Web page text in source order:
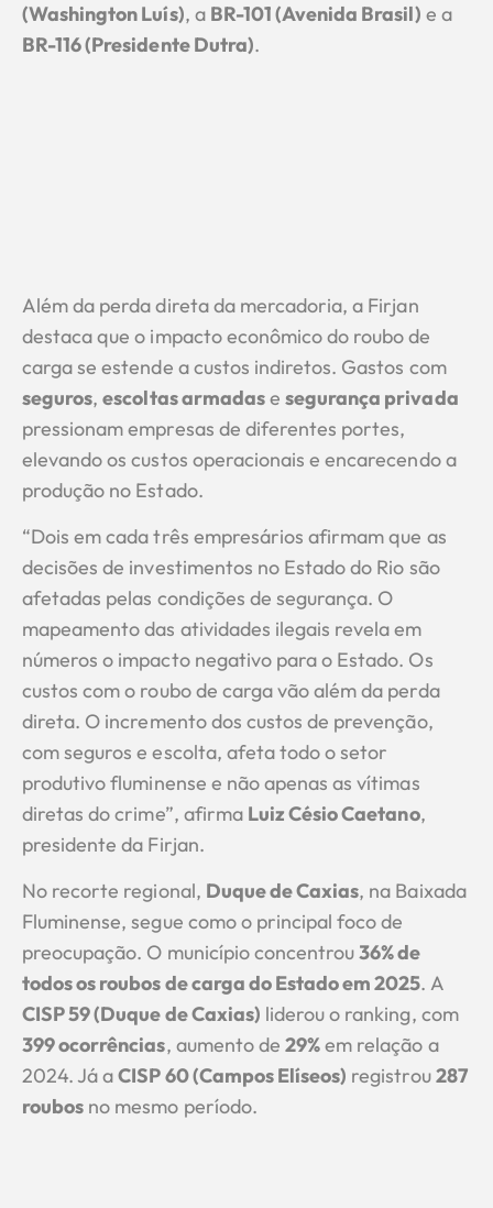
(Washington Luís), a BR-101 (Avenida Brasil) e a
BR-116 (Presidente Dutra).
Além da perda direta da mercadoria, a Firjan
destaca que o impacto econômico do roubo de
carga se estende a custos indiretos. Gastos com
seguros,escoltas armadase segurança privada
pressionam empresas de diferentes portes,
elevando os custos operacionais e encarecendo a
produção no Estado.
“Dois em cada três empresários afirmam que as
decisões de investimentos no Estado do Rio são
afetadas pelas condições de segurança. O
mapeamento das atividades ilegais revela em
números o impacto negativo para o Estado. Os
custos com o roubo de carga vão além da perda
direta. O incremento dos custos de prevenção,
com seguros e escolta, afeta todo o setor
produtivo fluminense e não apenas as vítimas
diretas do crime”, afirma Luiz Césio Caetano,
presidente da Firjan.
No recorte regional, Duque de Caxias, na Baixada
Fluminense, segue como o principal foco de
preocupação. O município concentrou36% de
todos os roubos de carga do Estado em 2025. A
CISP 59 (Duque de Caxias) liderou o ranking, com
399 ocorrências, aumento de 29%em relação a
2024. Já aCISP 60 (Campos Elíseos) registrou287
roubos no mesmo período.